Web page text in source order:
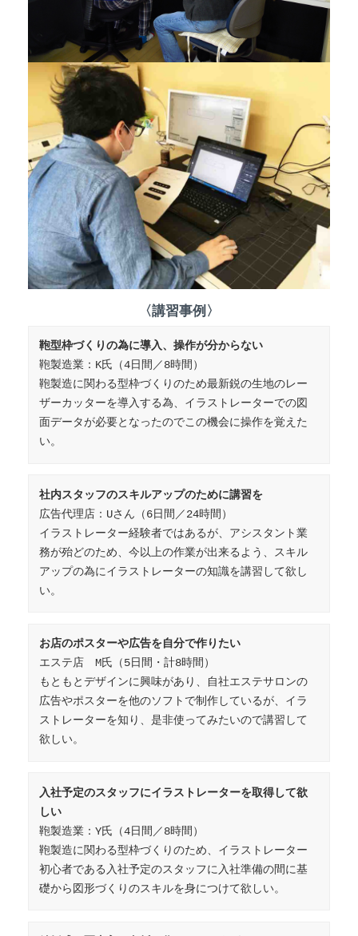
〈講習事例〉
鞄型枠づくりの為に導入、操作が分からない
鞄製造業：K氏（4日間／8時間）
鞄製造に関わる型枠づくりのため最新鋭の生地のレー
ザーカッターを導入する為、イラストレーターでの図
面データが必要となったのでこの機会に操作を覚えた
い。
社内スタッフのスキルアップのために講習を
広告代理店：Uさん（6日間／24時間）
イラストレーター経験者ではあるが、アシスタント業
務が殆どのため、今以上の作業が出来るよう、スキル
アップの為にイラストレーターの知識を講習して欲し
い。
お店のポスターや広告を自分で作りたい
エステ店　M氏（5日間・計8時間）
もともとデザインに興味があり、自社エステサロンの
広告やポスターを他のソフトで制作しているが、イラ
ストレーターを知り、是非使ってみたいので講習して
欲しい。
入社予定のスタッフにイラストレーターを取得して欲
しい
鞄製造業：Y氏（4日間／8時間）
鞄製造に関わる型枠づくりのため、イラストレーター
初心者である入社予定のスタッフに入社準備の間に基
礎から図形づくりのスキルを身につけて欲しい。